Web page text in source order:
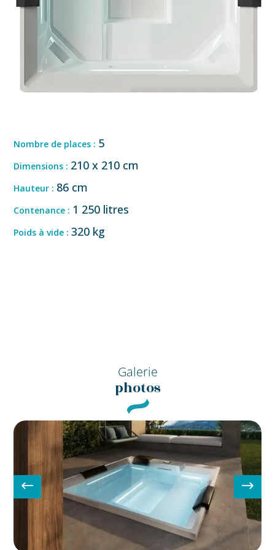
Nombre de places : 5
Dimensions : 210 x 210 cm
Hauteur : 86 cm
Contenance : 1 250 litres
Poids à vide :320 kg
Galerie
photos